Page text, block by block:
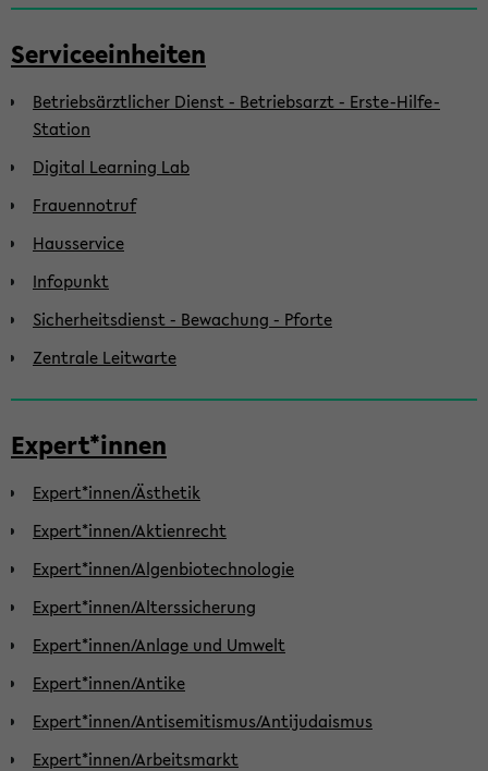
Serviceeinheiten
Betriebsärztlicher Dienst - Betriebsarzt - Erste-Hilfe-
Station
Digital Learning Lab
Frauennotruf
Hausservice
Infopunkt
Sicherheitsdienst - Bewachung - Pforte
Zentrale Leitwarte
Expert*innen
Expert*innen/Ästhetik
Expert*innen/Aktienrecht
Expert*innen/Algenbiotechnologie
Expert*innen/Alterssicherung
Expert*innen/Anlage und Umwelt
Expert*innen/Antike
Expert*innen/Antisemitismus/Antijudaismus
Expert*innen/Arbeitsmarkt